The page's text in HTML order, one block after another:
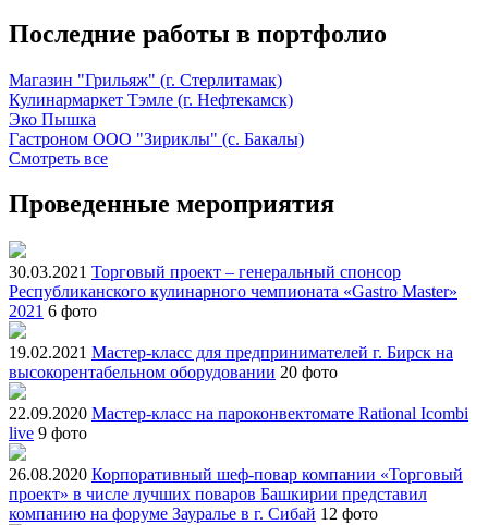
Последние работы в портфолио
Магазин "Грильяж" (г. Стерлитамак)
Кулинармаркет Тэмле (г. Нефтекамск)
Эко Пышка
Гастроном ООО "Зириклы" (с. Бакалы)
Смотреть все
Проведенные мероприятия
30.03.2021 Торговый проект – генеральный спонсор
Республиканского кулинарного чемпионата «Gastro Master»
2021 6 фото
19.02.2021 Мастер-класс для предпринимателей г. Бирск на
высокорентабельном оборудовании 20 фото
22.09.2020 Мастер-класс на пароконвектомате Rational Icombi
live 9 фото
26.08.2020 Корпоративный шеф-повар компании «Торговый
проект» в числе лучших поваров Башкирии представил
компанию на форуме Зауралье в г. Сибай 12 фото